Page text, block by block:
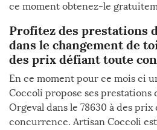
ce moment obtenez-le
Profitez des prestations
dans le changement de
des prix défiant toute
En ce moment pour ce mois ci
Coccoli propose ses prestations
Orgeval dans le 78630 à des
concurrence. Artisan Coccoli est